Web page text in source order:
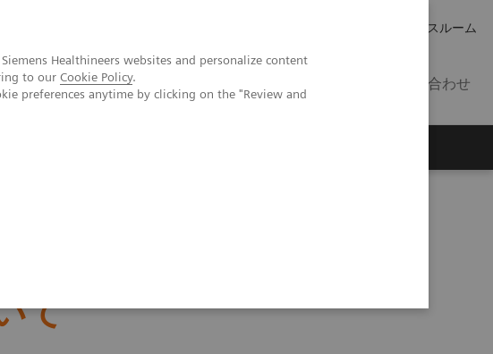
Healthineers websites and personalize content
to our Cookie Policy.
preferences anytime by clicking on the "Review and
プレスルーム
お問い合わせ
て